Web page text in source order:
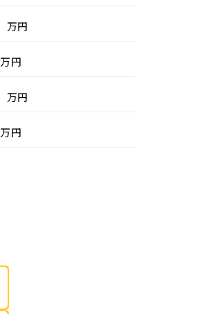
万円
万円
万円
万円